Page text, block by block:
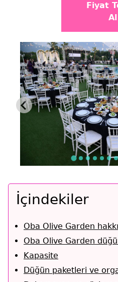
Fiyat
Al
İçindekiler
Oba Olive Garden
Oba Olive Garden
Kapasite
Düğün paketleri ve